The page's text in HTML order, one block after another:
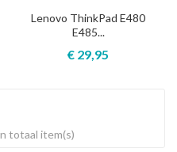
Lenovo ThinkPad E480
E485...
€ 29,95
totaal item(s)